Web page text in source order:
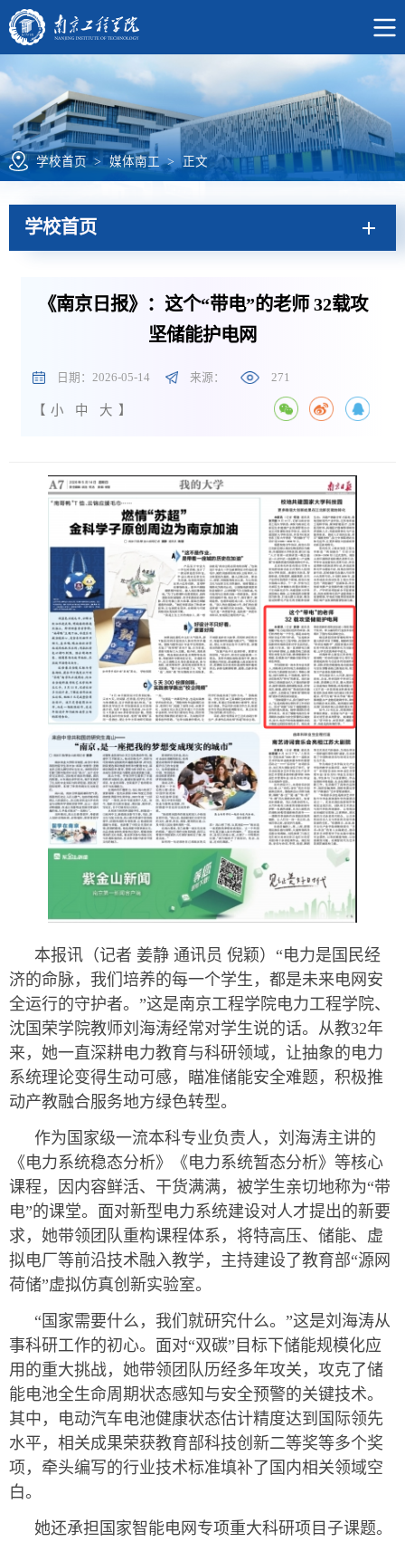
学校首页 > 媒体南工 > 正文
学校首页
《南京日报》：这个“带电”的老师 32载攻
坚储能护电网
日期：2026-05-14 来源： 271
【 小 中 大 】
本报讯（记者 姜静 通讯员 倪颖）“电力是国民经
济的命脉，我们培养的每一个学生，都是未来电网安
全运行的守护者。”这是南京工程学院电力工程学院、
沈国荣学院教师刘海涛经常对学生说的话。从教32年
来，她一直深耕电力教育与科研领域，让抽象的电力
系统理论变得生动可感，瞄准储能安全难题，积极推
动产教融合服务地方绿色转型。
作为国家级一流本科专业负责人，刘海涛主讲的
《电力系统稳态分析》《电力系统暂态分析》等核心
课程，因内容鲜活、干货满满，被学生亲切地称为“带
电”的课堂。面对新型电力系统建设对人才提出的新要
求，她带领团队重构课程体系，将特高压、储能、虚
拟电厂等前沿技术融入教学，主持建设了教育部“源网
荷储”虚拟仿真创新实验室。
“国家需要什么，我们就研究什么。”这是刘海涛从
事科研工作的初心。面对“双碳”目标下储能规模化应
用的重大挑战，她带领团队历经多年攻关，攻克了储
能电池全生命周期状态感知与安全预警的关键技术。
其中，电动汽车电池健康状态估计精度达到国际领先
水平，相关成果荣获教育部科技创新二等奖等多个奖
项，牵头编写的行业技术标准填补了国内相关领域空
白。
她还承担国家智能电网专项重大科研项目子课题。